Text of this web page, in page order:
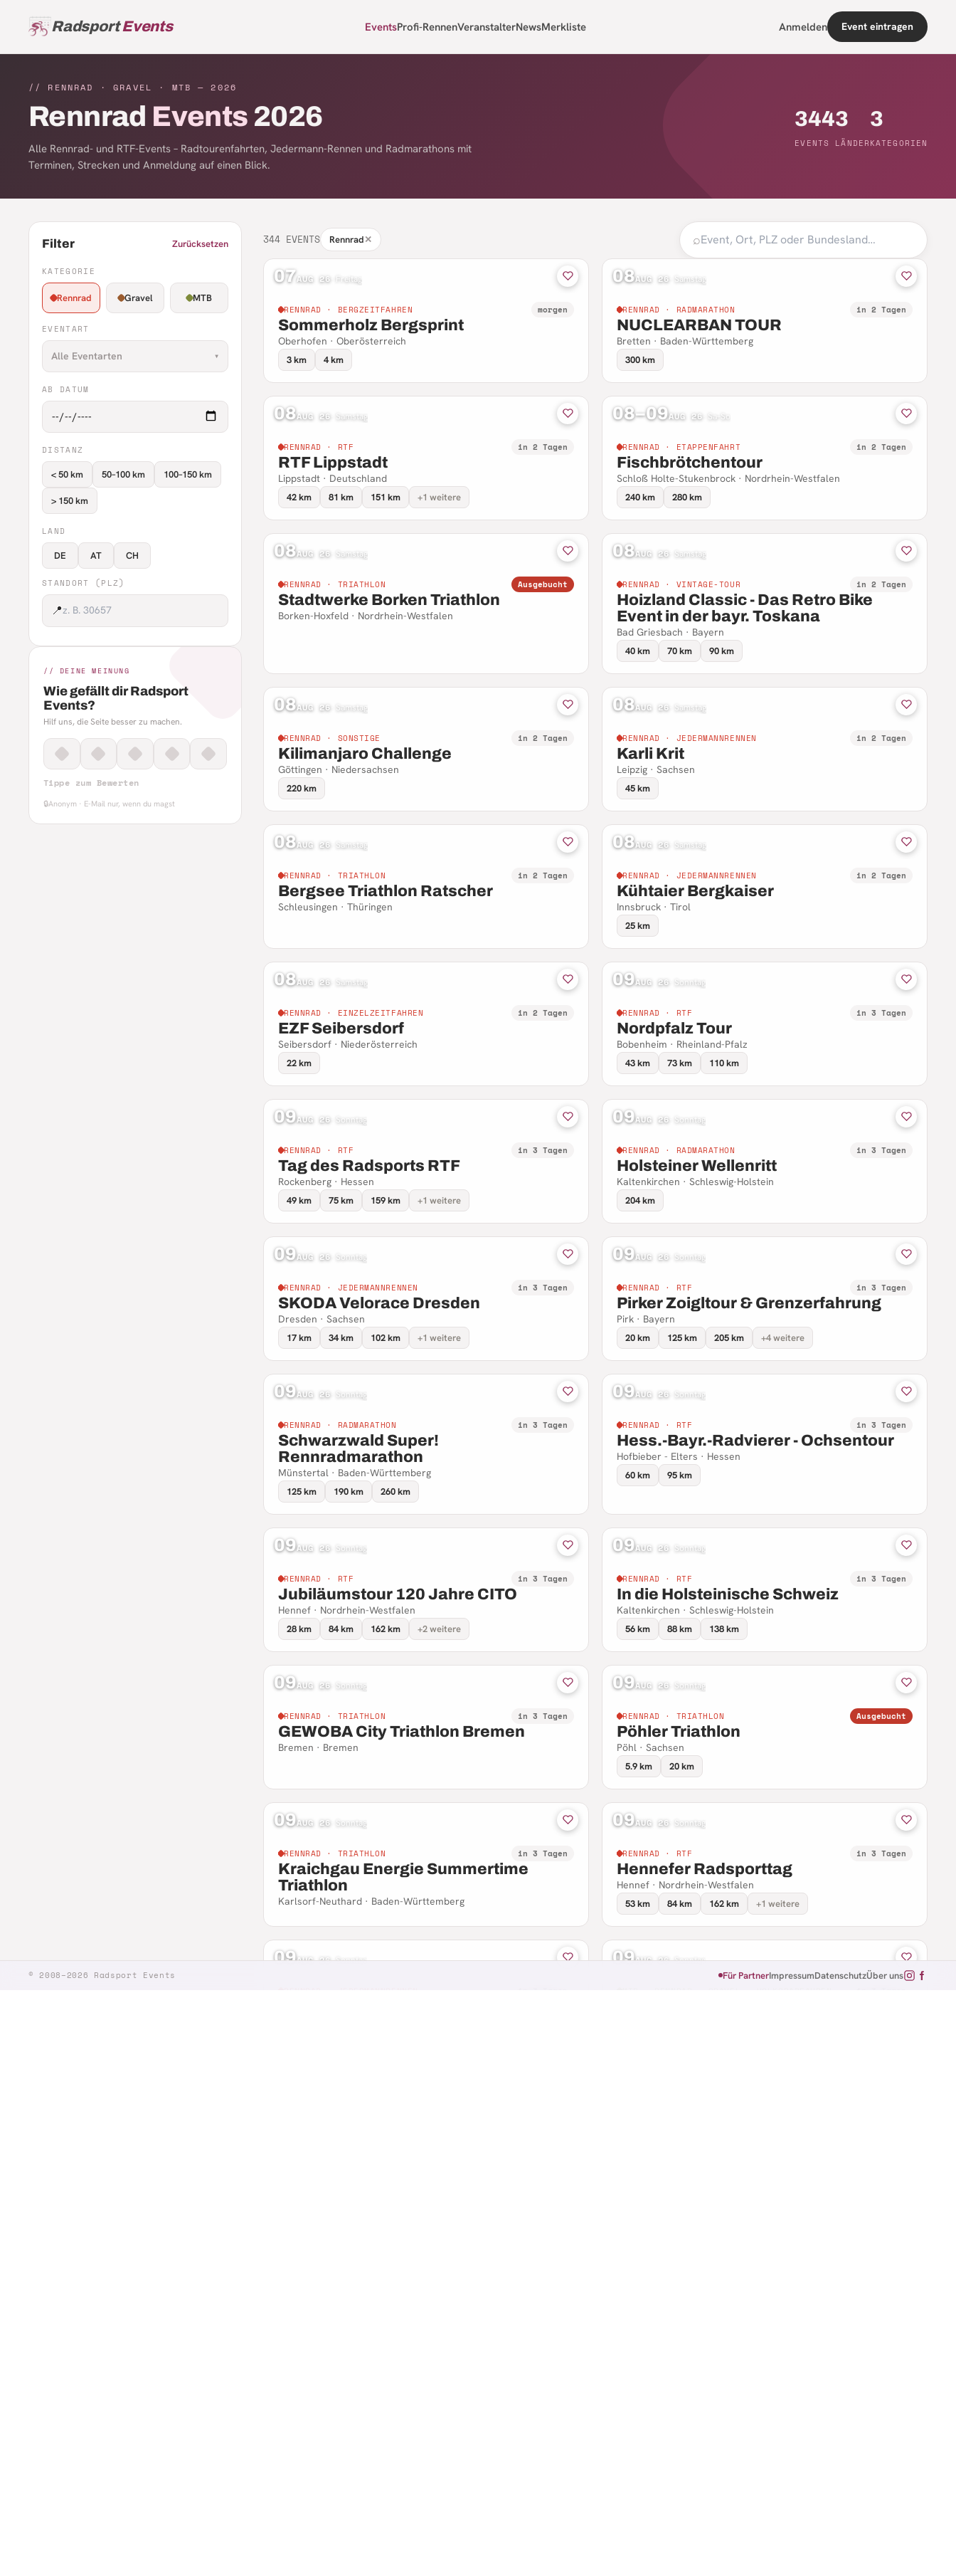
RadsportEvents EventsProfi-RennenVeranstalterNewsMerkliste Anmelden Event eintragen
// RENNRAD · GRAVEL · MTB —2026
Rennrad Events 2026
Alle Rennrad- und RTF-Events – Radtourenfahrten, Jedermann-Rennen und Radmarathons mit
Terminen, Strecken und Anmeldung auf einen Blick.
344
EVENTS
3
LÄNDER
3
KATEGORIEN
Filter Zurücksetzen
KATEGORIE
Rennrad Gravel MTB
EVENTART
Alle Eventarten ▾
AB DATUM
DISTANZ
< 50 km 50–100 km 100–150 km
> 150 km
LAND
DE AT CH
STANDORT (PLZ)
📍
// DEINE MEINUNG
Wie gefällt dir Radsport
Events?
Hilf uns, die Seite besser zu machen.
Tippe zum Bewerten
🔒Anonym · E-Mail nur, wenn du magst
344 EVENTS Rennrad✕ ⌕
07AUG 26· Freitag
RENNRAD · BERGZEITFAHREN morgen
Sommerholz Bergsprint
Oberhofen · Oberösterreich
3 km 4 km
08AUG 26· Samstag
RENNRAD · RADMARATHON in 2 Tagen
NUCLEARBAN TOUR
Bretten · Baden-Württemberg
300 km
08AUG 26· Samstag
RENNRAD · RTF in 2 Tagen
RTF Lippstadt
Lippstadt · Deutschland
42 km 81 km 151 km +1 weitere
08–09AUG 26· Sa–So
RENNRAD · ETAPPENFAHRT in 2 Tagen
Fischbrötchentour
Schloß Holte-Stukenbrock · Nordrhein-Westfalen
240 km 280 km
08AUG 26· Samstag
RENNRAD · TRIATHLON Ausgebucht
Stadtwerke Borken Triathlon
Borken-Hoxfeld · Nordrhein-Westfalen
08AUG 26· Samstag
RENNRAD · VINTAGE-TOUR in 2 Tagen
Hoizland Classic - Das Retro Bike
Event in der bayr. Toskana
Bad Griesbach · Bayern
40 km 70 km 90 km
08AUG 26· Samstag
RENNRAD · SONSTIGE in 2 Tagen
Kilimanjaro Challenge
Göttingen · Niedersachsen
220 km
08AUG 26· Samstag
RENNRAD · JEDERMANNRENNEN in 2 Tagen
Karli Krit
Leipzig · Sachsen
45 km
08AUG 26· Samstag
RENNRAD · TRIATHLON in 2 Tagen
Bergsee Triathlon Ratscher
Schleusingen · Thüringen
08AUG 26· Samstag
RENNRAD · JEDERMANNRENNEN in 2 Tagen
Kühtaier Bergkaiser
Innsbruck · Tirol
25 km
08AUG 26· Samstag
RENNRAD · EINZELZEITFAHREN in 2 Tagen
EZF Seibersdorf
Seibersdorf · Niederösterreich
22 km
09AUG 26· Sonntag
RENNRAD · RTF in 3 Tagen
Nordpfalz Tour
Bobenheim · Rheinland-Pfalz
43 km 73 km 110 km
09AUG 26· Sonntag
RENNRAD · RTF in 3 Tagen
Tag des Radsports RTF
Rockenberg · Hessen
49 km 75 km 159 km +1 weitere
09AUG 26· Sonntag
RENNRAD · RADMARATHON in 3 Tagen
Holsteiner Wellenritt
Kaltenkirchen · Schleswig-Holstein
204 km
09AUG 26· Sonntag
RENNRAD · JEDERMANNRENNEN in 3 Tagen
SKODA Velorace Dresden
Dresden · Sachsen
17 km 34 km 102 km +1 weitere
09AUG 26· Sonntag
RENNRAD · RTF in 3 Tagen
Pirker Zoigltour & Grenzerfahrung
Pirk · Bayern
20 km 125 km 205 km +4 weitere
09AUG 26· Sonntag
RENNRAD · RADMARATHON in 3 Tagen
Schwarzwald Super!
Rennradmarathon
Münstertal · Baden-Württemberg
125 km 190 km 260 km
09AUG 26· Sonntag
RENNRAD · RTF in 3 Tagen
Hess.-Bayr.-Radvierer - Ochsentour
Hofbieber - Elters · Hessen
60 km 95 km
09AUG 26· Sonntag
RENNRAD · RTF in 3 Tagen
Jubiläumstour 120 Jahre CITO
Hennef · Nordrhein-Westfalen
28 km 84 km 162 km +2 weitere
09AUG 26· Sonntag
RENNRAD · RTF in 3 Tagen
In die Holsteinische Schweiz
Kaltenkirchen · Schleswig-Holstein
56 km 88 km 138 km
09AUG 26· Sonntag
RENNRAD · TRIATHLON in 3 Tagen
GEWOBA City Triathlon Bremen
Bremen · Bremen
09AUG 26· Sonntag
RENNRAD · TRIATHLON Ausgebucht
Pöhler Triathlon
Pöhl · Sachsen
5.9 km 20 km
09AUG 26· Sonntag
RENNRAD · TRIATHLON in 3 Tagen
Kraichgau Energie Summertime
Triathlon
Karlsorf-Neuthard · Baden-Württemberg
09AUG 26· Sonntag
RENNRAD · RTF in 3 Tagen
Hennefer Radsporttag
Hennef · Nordrhein-Westfalen
53 km 84 km 162 km +1 weitere
09AUG 26·Sonntag 09AUG 26·Sonntag
© 2008–2026 Radsport Events Für PartnerImpressumDatenschutzÜber uns